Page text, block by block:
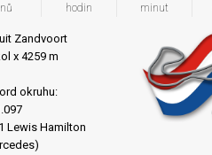
hodin minut
Zandvoort
x 4259 m
okruhu:
Lewis Hamilton